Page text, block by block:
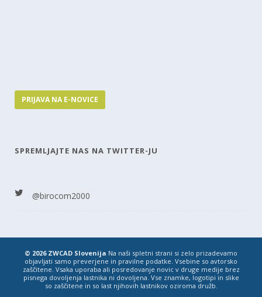
PRIJAVA NA E-NOVICE
SPREMLJAJTE NAS NA TWITTER-JU
@birocom2000
© 2026 ZWCAD Slovenija Na naši spletni strani si zelo prizadevamo
objavljati samo preverjene in pravilne podatke. Vsebine so avtorsko
zaščitene. Vsaka uporaba ali posredovanje novic v druge medije brez
pisnega dovoljenja lastnika ni dovoljena. Vse znamke, logotipi in slike
so zaščitene in so last njihovih lastnikov oziroma družb.